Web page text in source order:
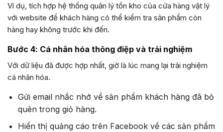
Ví dụ, tích hợp hệ thống quản lý tồn kho của cửa hàng vật lý
với website để khách hàng có thể kiểm tra sản phẩm còn
hàng hay không trước khi đến.
Bước 4: Cá nhân hóa thông điệp và trải nghiệm
Với dữ liệu đã được hợp nhất, giờ là lúc mang lại trải nghiệm
cá nhân hóa.
Gửi email nhắc nhở về sản phẩm khách hàng đã bỏ
quên trong giỏ hàng.
Hiển thị quảng cáo trên Facebook về các sản phẩm